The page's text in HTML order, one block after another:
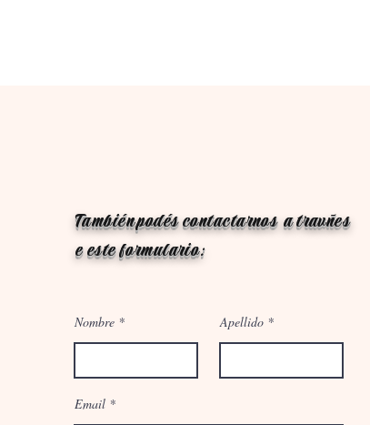
También podés contactarnos a travñes
e este formulario:
Nombre Apellido
Email